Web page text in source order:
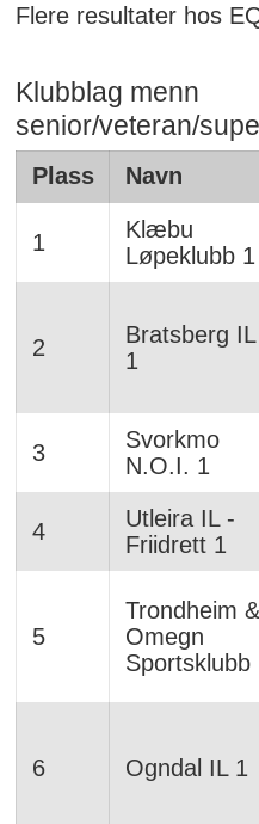
Flere resultater hos
Klubblag menn
senior/veteran/
Plass Navn
1
Klæbu
Løpeklubb 1
2
Bratsberg IL
1
3
Svorkmo
N.O.I. 1
4
Utleira IL -
Friidrett 1
5
Trondheim &
Omegn
Sportsklubb
6 Ogndal IL 1